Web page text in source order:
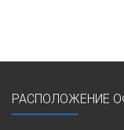
РАСПОЛОЖЕНИЕ